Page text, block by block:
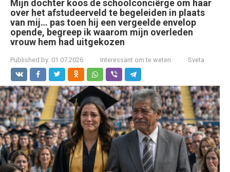
Mijn dochter koos de schoolconciërge om haar
over het afstudeerveld te begeleiden in plaats
van mij… pas toen hij een vergeelde envelop
opende, begreep ik waarom mijn overleden
vrouw hem had uitgekozen
Published by: 01.07.2026 Interessant om te weten Sveta